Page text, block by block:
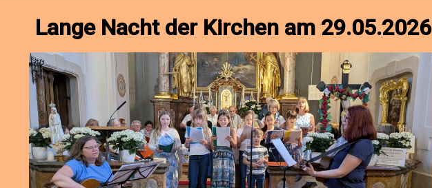
Lange Nacht der Kirchen am 29.05.2026